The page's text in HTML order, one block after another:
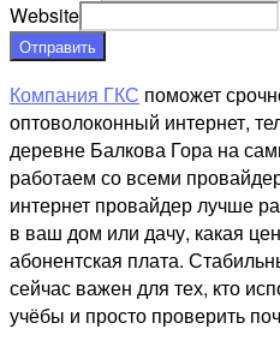
Website
Отправить
Компания ГКС поможет
оптоволоконный интернет,
деревне Балкова Гора на
работаем со всеми
интернет провайдер лучше
в ваш дом или дачу, какая
абонентская плата.
сейчас важен для тех, кто
учёбы и просто проверить